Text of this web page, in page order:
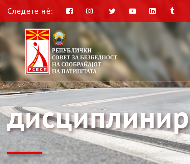
Следете нè: